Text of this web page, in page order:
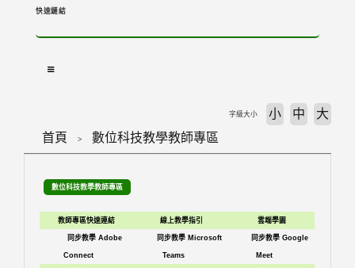
快速鏈結
首頁 數位科技教學教師專區
字級大小 小 中 大
數位科技教學教師專區
教師專區快速連結 線上教學指引 雲端學園
同步教學 Adobe
Connect
同步教學 Microsoft
Teams
同步教學 Google
Meet